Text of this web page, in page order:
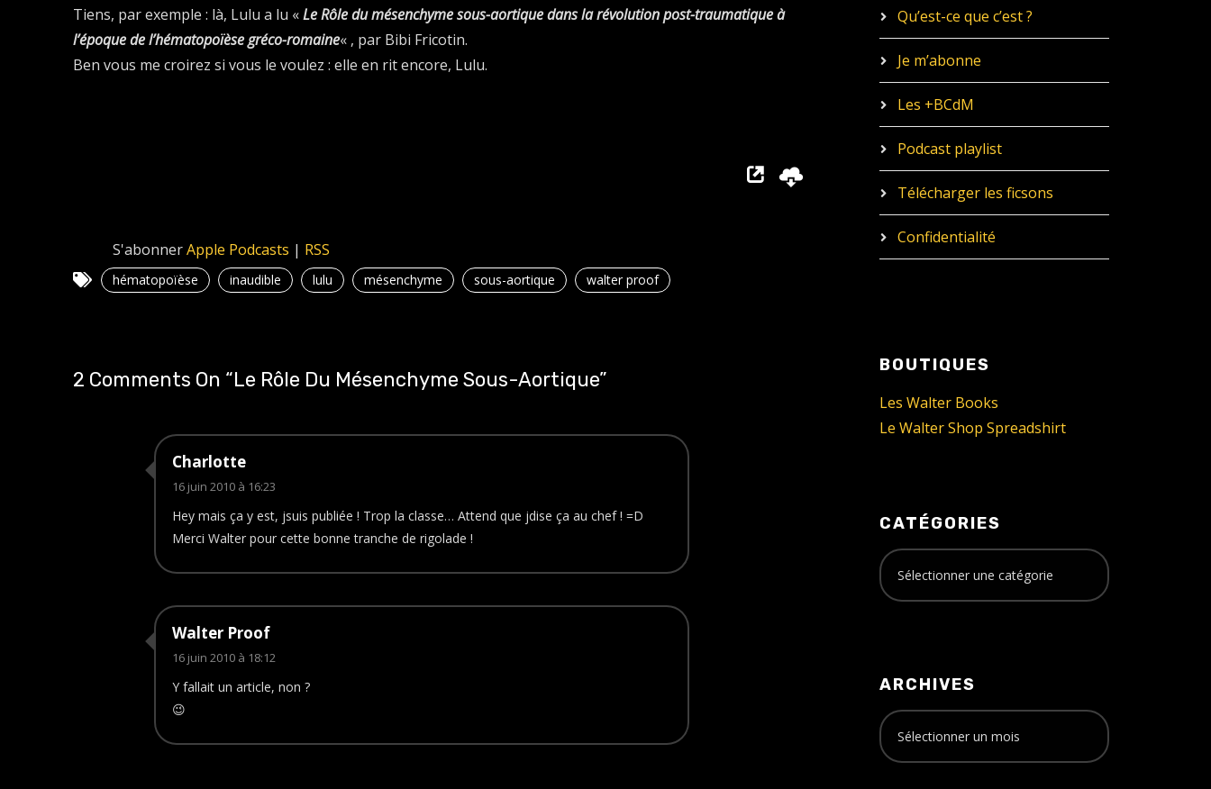
Tiens, par exemple : là, Lulu a lu «Le Rôle du mésenchyme sous-aortique dans la révolution post-traumatique à
l’époque de l’hématopoïèse gréco-romaine« , par Bibi Fricotin.
Ben vous me croirez si vous le voulez : elle en rit encore, Lulu.
S'abonnerApple Podcasts | RSS
hématopoïèse inaudible lulu mésenchyme sous-aortique walter proof
2 Comments On “Le Rôle Du Mésenchyme Sous-Aortique”
Charlotte
16 juin 2010 à 16:23
Hey mais ça y est, jsuis publiée ! Trop la classe… Attend que jdise ça au chef ! =D
Merci Walter pour cette bonne tranche de rigolade !
Walter Proof
16 juin 2010 à 18:12
Y fallait un article, non ?
😉
Qu’est-ce que c’est ?
Je m’abonne
Les +BCdM
Podcast playlist
Télécharger les ficsons
Confidentialité
BOUTIQUES
Les Walter Books
Le Walter Shop Spreadshirt
CATÉGORIES
ARCHIVES